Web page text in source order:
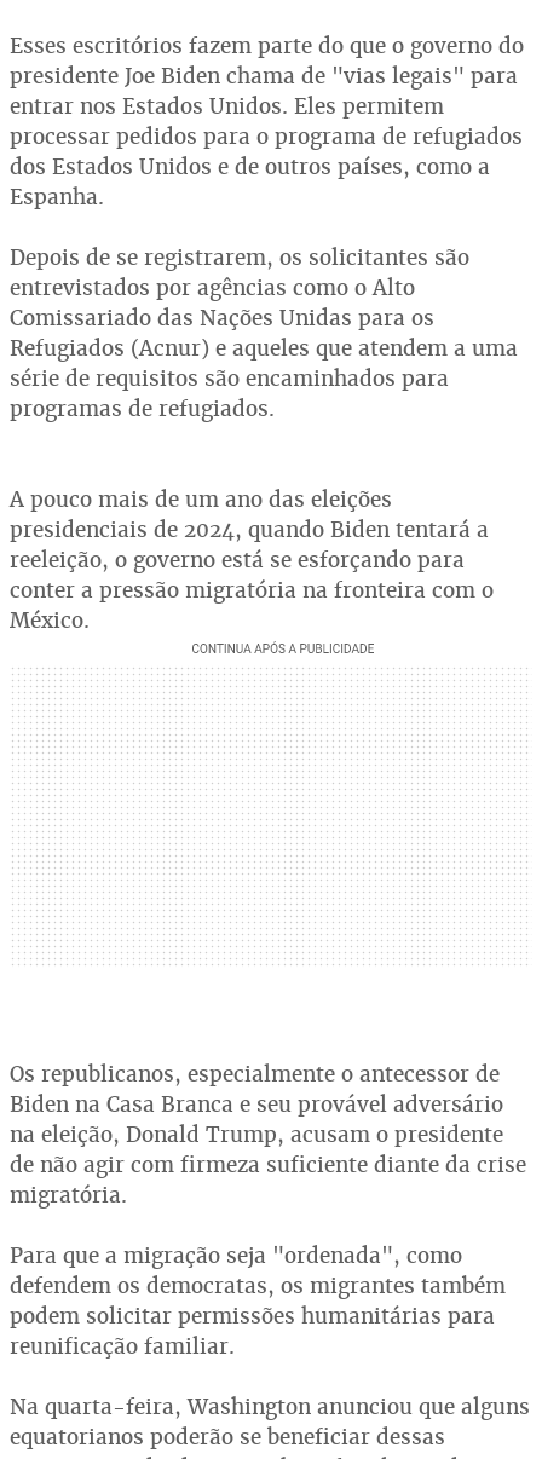
Esses escritórios fazem parte do que o governo do
presidente Joe Biden chama de "vias legais" para
entrar nos Estados Unidos. Eles permitem
processar pedidos para o programa de refugiados
dos Estados Unidos e de outros países, como a
Espanha.
Depois de se registrarem, os solicitantes são
entrevistados por agências como o Alto
Comissariado das Nações Unidas para os
Refugiados (Acnur) e aqueles que atendem a uma
série de requisitos são encaminhados para
programas de refugiados.
A pouco mais de um ano das eleições
presidenciais de 2024, quando Biden tentará a
reeleição, o governo está se esforçando para
conter a pressão migratória na fronteira com o
México.
Os republicanos, especialmente o antecessor de
Biden na Casa Branca e seu provável adversário
na eleição, Donald Trump, acusam o presidente
de não agir com firmeza suficiente diante da crise
migratória.
Para que a migração seja "ordenada", como
defendem os democratas, os migrantes também
podem solicitar permissões humanitárias para
reunificação familiar.
Na quarta-feira, Washington anunciou que alguns
equatorianos poderão se beneficiar dessas